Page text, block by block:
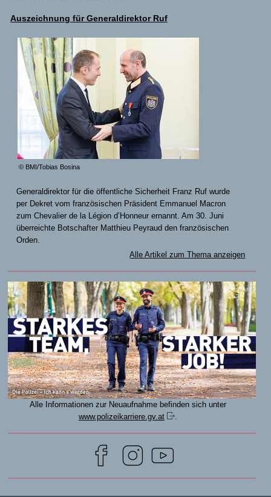
Auszeichnung für Generaldirektor Ruf
© BMI/Tobias Bosina
Generaldirektor für die öffentliche Sicherheit Franz Ruf wurde
per Dekret vom französischen Präsident Emmanuel Macron
zum Chevalier de la Légion d’Honneur ernannt. Am 30. Juni
überreichte Botschafter Matthieu Peyraud den französischen
Orden.
Alle Artikel zum Thema anzeigen
Alle Informationen zur Neuaufnahme befinden sich unter
www.polizeikarriere.gv.at
.